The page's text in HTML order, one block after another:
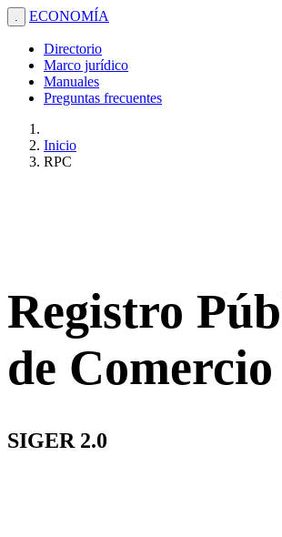
. ECONOMÍA
Directorio
Marco jurídico
Manuales
Preguntas frecuentes
Inicio
RPC
Registro
de Comercio
SIGER 2.0